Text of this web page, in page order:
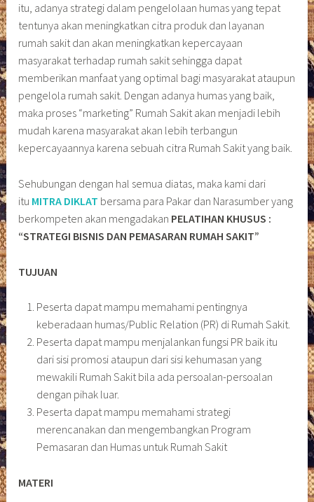
itu, adanya strategi dalam pengelolaan humas yang tepat
tentunya akan meningkatkan citra produk dan layanan
rumah sakit dan akan meningkatkan kepercayaan
masyarakat terhadap rumah sakit sehingga dapat
memberikan manfaat yang optimal bagi masyarakat ataupun
pengelola rumah sakit. Dengan adanya humas yang baik,
maka proses “marketing” Rumah Sakit akan menjadi lebih
mudah karena masyarakat akan lebih terbangun
kepercayaannya karena sebuah citra Rumah Sakit yang baik.
Sehubungan dengan hal semua diatas, maka kami dari
itu MITRA DIKLAT bersama para Pakar dan Narasumber yang
berkompeten akan mengadakan PELATIHAN KHUSUS :
“STRATEGI BISNIS DAN PEMASARAN RUMAH SAKIT”
TUJUAN
Peserta dapat mampu memahami pentingnya
keberadaan humas/Public Relation (PR) di Rumah Sakit.
Peserta dapat mampu menjalankan fungsi PR baik itu
dari sisi promosi ataupun dari sisi kehumasan yang
mewakili Rumah Sakit bila ada persoalan-persoalan
dengan pihak luar.
Peserta dapat mampu memahami strategi
merencanakan dan mengembangkan Program
Pemasaran dan Humas untuk Rumah Sakit
MATERI